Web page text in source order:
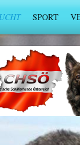
SPORT